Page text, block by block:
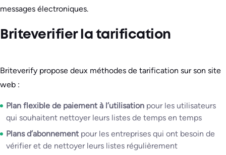
messages électroniques.
Briteverifier la tarification
Briteverify propose deux méthodes de tarification sur son site
web :
Plan flexible de paiement à l’utilisation pour les utilisateurs
qui souhaitent nettoyer leurs listes de temps en temps
Plans d’abonnement pour les entreprises qui ont besoin de
vérifier et de nettoyer leurs listes régulièrement